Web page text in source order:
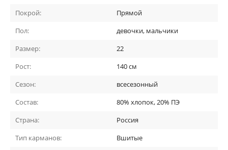
Покрой:
Прямой
Пол:
девочки, мальчики
Размер:
22
Рост:
140 см
Сезон:
всесезонный
Состав:
80% хлопок, 20% ПЭ
Страна:
Россия
Тип карманов:
Вшитые